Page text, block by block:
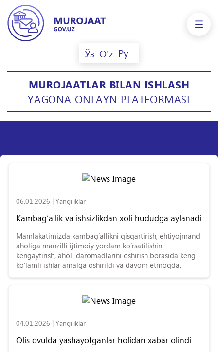
MUROJAATLAR BILAN ISHLASH
YAGONA ONLAYN PLATFORMASI
Ўз O'z Ру
06.01.2026 | Yangiliklar
Kambag‘allik va ishsizlikdan xoli hududga aylanadi
Mamlakatimizda kambag‘allikni qisqartirish, ehtiyojmand
aholiga manzilli ijtimoiy yordam ko‘rsatilishini
kengaytirish, aholi daromadlarini oshirish borasida keng
ko‘lamli ishlar amalga oshirildi va davom etmoqda.
04.01.2026 | Yangiliklar
Olis ovulda yashayotganlar holidan xabar olindi